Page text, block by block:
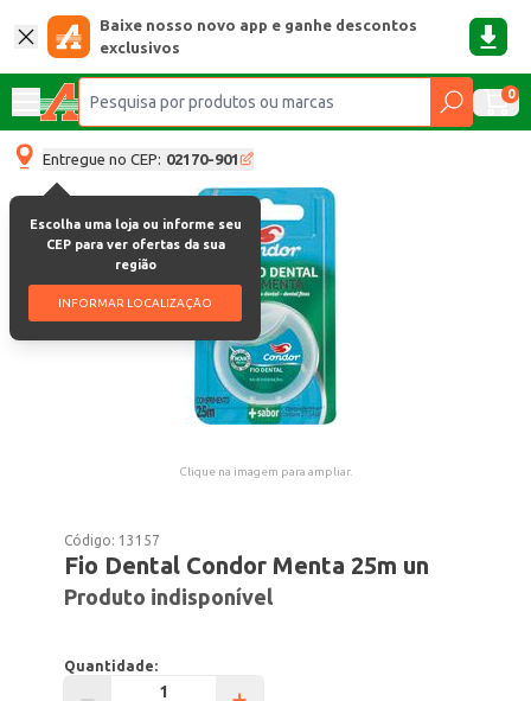
Baixe nosso novo app e ganhe descontos
exclusivos
0
Entregue no CEP: 02170-901
Escolha uma loja ou informe seu
CEP para ver ofertas da sua
região
INFORMAR LOCALIZAÇÃO
Clique na imagem para ampliar.
Código: 13157
Fio Dental Condor Menta 25m un
Produto indisponível
Quantidade: